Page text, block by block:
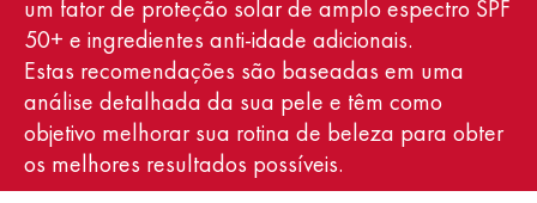
um fator de proteção solar de amplo espectro SPF
50+ e ingredientes anti-idade adicionais.
Estas recomendações são baseadas em uma
análise detalhada da sua pele e têm como
objetivo melhorar sua rotina de beleza para obter
os melhores resultados possíveis.